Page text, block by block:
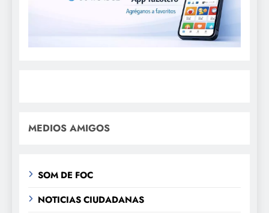
MEDIOS AMIGOS
SOM DE FOC
NOTICIAS CIUDADANAS